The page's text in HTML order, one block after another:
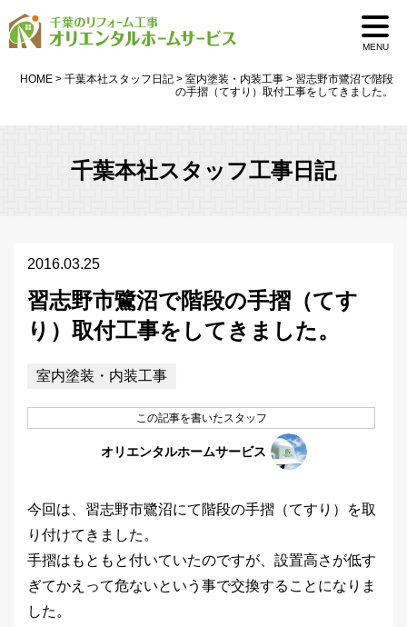
MENU
HOME > 千葉本社スタッフ日記 > 室内塗装・内装工事 > 習志野市鷺沼で階段
の手摺（てすり）取付工事をしてきました。
千葉本社スタッフ工事日記
2016.03.25
習志野市鷺沼で階段の手摺（てす
り）取付工事をしてきました。
室内塗装・内装工事
この記事を書いたスタッフ
オリエンタルホームサービス
今回は、習志野市鷺沼にて階段の手摺（てすり）を取
り付けてきました。
手摺はもともと付いていたのですが、設置高さが低す
ぎてかえって危ないという事で交換することになりま
した。